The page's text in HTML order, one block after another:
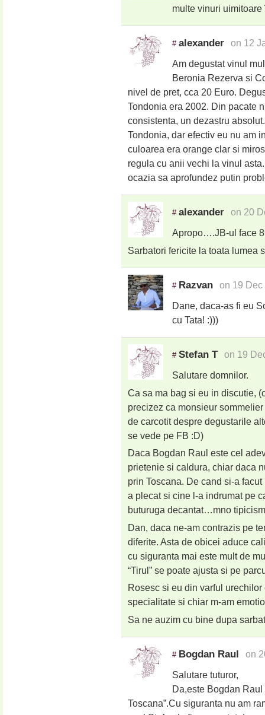
multe vinuri uimitoare
# alexander on 12
Am degustat vinul
Beronia Rezerva si
nivel de pret, cca 20 Euro.
Tondonia era 2002. Din pacate
consistenta, un dezastru
Tondonia, dar efectiv eu nu am
culoarea era orange clar si
regula cu anii vechi la vinul
ocazia sa aprofundez putin
# alexander on 20
Apropo….JB-ul face
Sarbatori fericite la toata lumea
# Razvan on 19 Dec
Dane, daca-as fi eu
cu Tata! :)))
# Stefan T on 19
Salutare domnilor.
Ca sa ma bag si eu in discutie,
precizez ca monsieur
de carcotit despre degustarile
se vede pe FB :D)
Daca Bogdan Raul este cel
prietenie si caldura, chiar daca
prin Toscana. De cand si-a
a plecat si cine l-a indrumat pe
buturuga decantat…mno
Dan, daca ne-am contrazis pe
diferite. Asta de obicei aduce
cu siguranta mai este mult de
“Tirul” se poate ajusta si pe
Rosesc si eu din varful
specialitate si chiar m-am
Sa ne auzim cu bine dupa
# Bogdan Raul on
Salutare tuturor,
Da,este Bogdan
Toscana”.Cu siguranta nu am